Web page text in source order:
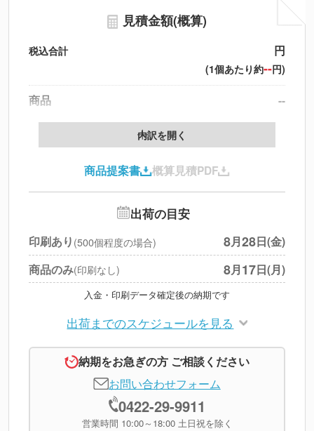
見積金額(概算)
税込合計 円
(1個あたり約--円)
商品
--
製版代
印刷代
北海道・沖縄・離島 別途
円
※上記小計は税別です
内訳を開く
商品提案書 概算見積PDF
出荷の目安
印刷あり (500個程度の場合) 8月28日(金)
商品のみ(印刷なし) 8月17日(月)
入金・印刷データ確定後の納期です
出荷までのスケジュールを見る
納期をお急ぎの方 ご相談ください
お問い合わせフォーム
0422-29-9911
営業時間 10:00～18:00 土日祝を除く